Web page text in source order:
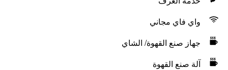
واي فاي مجاني
جهاز صنع القهوة/ الشاي
آلة صنع القهوة